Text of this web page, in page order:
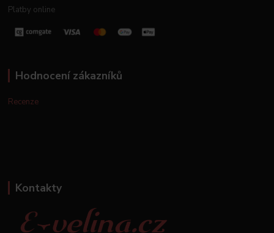
Platby online
Hodnocení zákazníků
Recenze
Kontakty